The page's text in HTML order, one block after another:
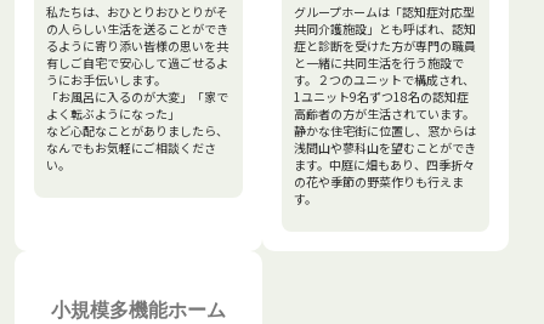
私たちは、おひとりおひとりがそ
の人らしい生活を送ることができ
るように寄り添い皆様の思いを共
有しご自宅で安心して過ごせるよ
うにお手伝いします。
「お風呂に入るのが大変」「家で
よく転ぶようになった」
など心配なことがありましたら、
なんでもお気軽にご相談くださ
い。
グループホームは「認知症対応型
共同介護施設」とも呼ばれ、認知
症と診断を受けた方が専門の職員
と一緒に共同生活を行う施設で
す。２つのユニットで構成され、
1ユニット9名ずつ18名の認知症
高齢者の方が生活されています。
静かな住宅街に位置し、窓からは
浅間山や蓼科山を望むことができ
ます。中庭に畑もあり、四季折々
の花や季節の野菜作りも行えま
す。
小規模多機能ホーム